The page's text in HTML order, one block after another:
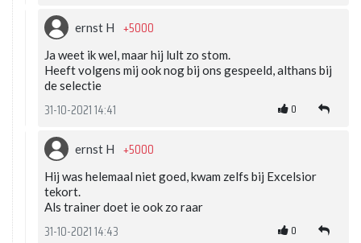
ernst H +5000
Ja weet ik wel, maar hij lult zo stom.
Heeft volgens mij ook nog bij ons gespeeld, althans bij
de selectie
31-10-2021 14:41 0
ernst H +5000
Hij was helemaal niet goed, kwam zelfs bij Excelsior
tekort.
Als trainer doet ie ook zo raar
31-10-2021 14:43 0